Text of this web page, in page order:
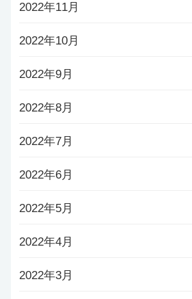
2022年11月
2022年10月
2022年9月
2022年8月
2022年7月
2022年6月
2022年5月
2022年4月
2022年3月